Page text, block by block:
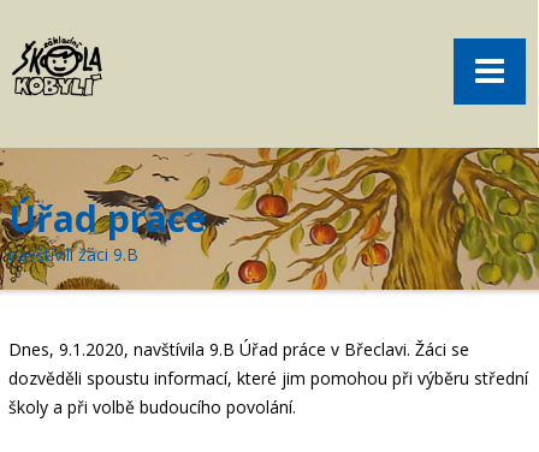
Aktuality
Volný čas
Kontakt
žákovská knížka
objednání obědů
Menu
Úřad práce
navštívili žáci 9.B
Dnes, 9.1.2020, navštívila 9.B Úřad práce v Břeclavi. Žáci se
dozvěděli spoustu informací, které jim pomohou při výběru střední
školy a při volbě budoucího povolání.